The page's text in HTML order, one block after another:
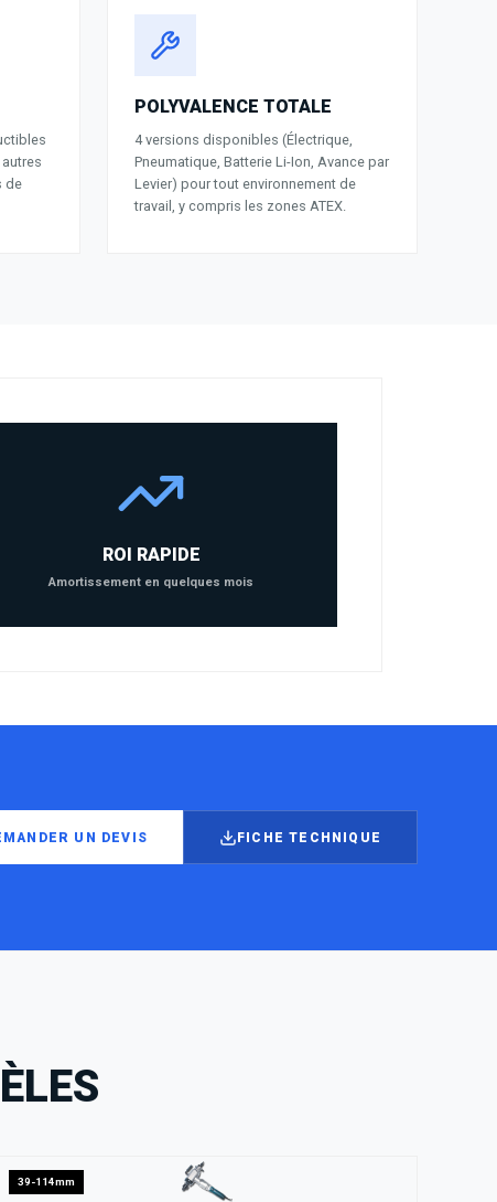
de
POLYVALENCE TOTALE
4 versions disponibles (Électrique,
Pneumatique, Batterie Li-Ion, Avance par
Levier) pour tout environnement de
travail, y compris les zones ATEX.
ROI RAPIDE
Amortissement en quelques mois
UN DEVIS FICHE TECHNIQUE
39-114mm